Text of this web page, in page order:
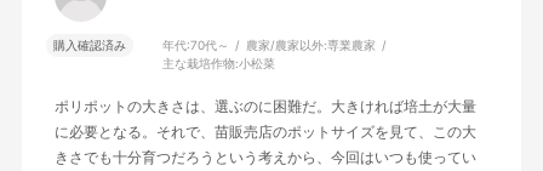
購入確認済み 年代:70代～ 農家/農家以外:専業農家
主な栽培作物:小松菜
ポリポットの大きさは、選ぶのに困難だ。大きければ培土が大量
に必要となる。それで、苗販売店のポットサイズを見て、この大
きさでも十分育つだろうという考えから、今回はいつも使ってい